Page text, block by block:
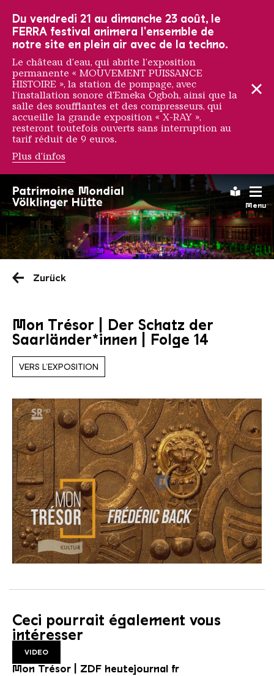
Menu
Saarländischen
Zurück
Mon Trésor | Der Schatz der
Saarländer*innen | Folge 14
VERS L’EXPOSITION
Ceci pourrait également vous
intéresser
VIDEO
Mon Trésor | ZDF heutejournal fr
Du vendredi 21 au dimanche 23 août, le
FERRA festival animera l'ensemble de
notre site en plein air avec de la techno.
Le château d'eau, qui abrite l'exposition
permanente « MOUVEMENT PUISSANCE
HISTOIRE », la station de pompage, avec
l'installation sonore d'Emeka Ogboh, ainsi que la
salle des soufflantes et des compresseurs, qui
accueille la grande exposition « X-RAY »,
resteront toutefois ouverts sans interruption au
tarif réduit de 9 euros.
Plus d'infos